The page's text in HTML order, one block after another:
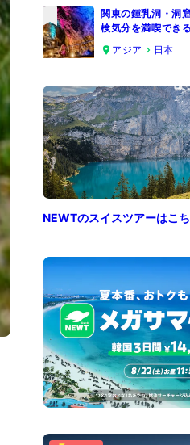
5
関東の鍾乳洞・洞
検気分を満喫でき
アジア
日本
NEWTのスイスツアーはこ